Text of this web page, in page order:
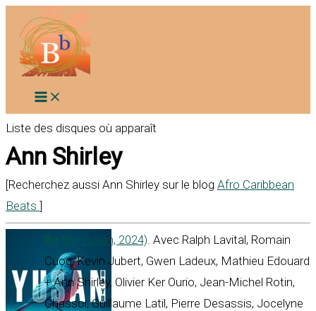
contenu
Liste des disques où apparaît
Ann Shirley
[Recherchez aussi Ann Shirley sur le blog Afro Caribbean
Beats ]
Ba Yo (Yusan, 2024). Avec Ralph Lavital, Romain
Cuoq, Kevin Jubert, Gwen Ladeux, Mathieu Edouard
+ Ann Shirley, Olivier Ker Ourio, Jean-Michel Rotin,
Chassol, Guillaume Latil, Pierre Desassis, Jocelyne